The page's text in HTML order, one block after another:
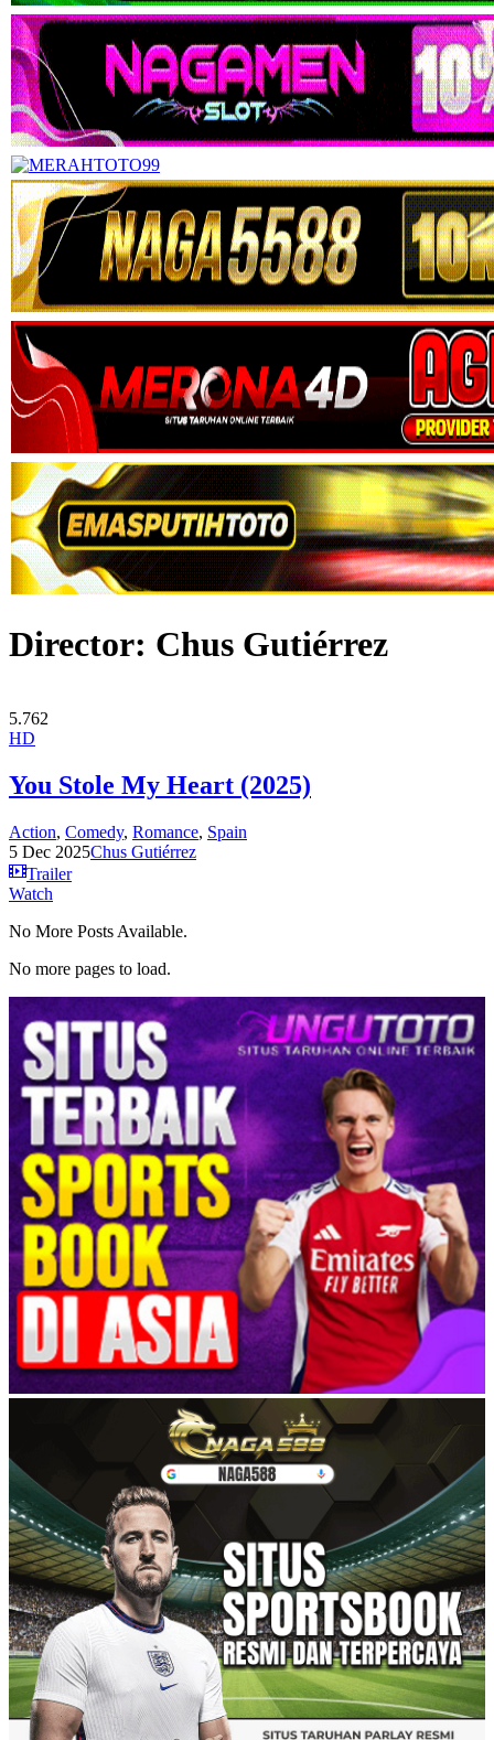
Director: Chus Gutiérrez
5.762
HD
You Stole My Heart (2025)
Action, Comedy, Romance, Spain
5 Dec 2025Chus Gutiérrez
Trailer
Watch
No More Posts Available.
No more pages to load.